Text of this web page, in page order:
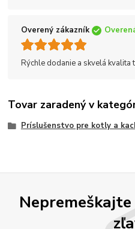
Overený zákazník
Rýchle dodanie a skvelá kvalita
Tovar zaradený v
Príslušenstvo pre kotly a